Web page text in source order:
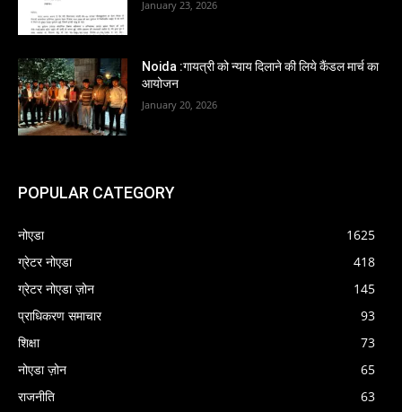
January 23, 2026
Noida :गायत्री को न्याय दिलाने की लिये कैंडल मार्च का
आयोजन
January 20, 2026
POPULAR CATEGORY
नोएडा
1625
ग्रेटर नोएडा
418
ग्रेटर नोएडा ज़ोन
145
प्राधिकरण समाचार
93
शिक्षा
73
नोएडा ज़ोन
65
राजनीति
63